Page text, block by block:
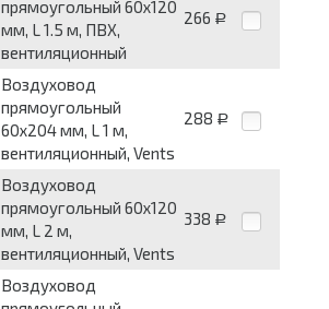
прямоугольный 60x120
мм, L 1.5 м, ПВХ,
вентиляционный
266 Р
Воздуховод
прямоугольный
60x204 мм, L 1 м,
вентиляционный, Vents
288 Р
Воздуховод
прямоугольный 60x120
мм, L 2 м,
вентиляционный, Vents
338 Р
Воздуховод